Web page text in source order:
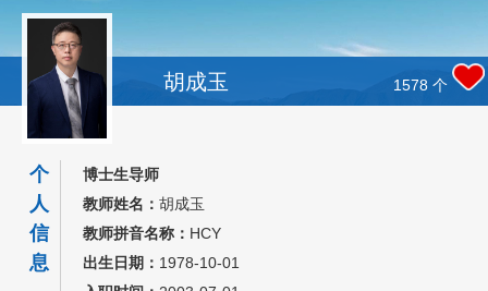
教学研究
获奖信息
学生信息
招生信息
我的相册
胡成玉 1578 个
个
人
信
息
博士生导师
教师姓名： 胡成玉
教师拼音名称： HCY
出生日期： 1978-10-01